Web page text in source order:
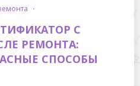
·
С
РЕМОНТА:
СПОСОБЫ